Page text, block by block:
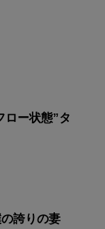
ロー状態”タ
誇りの妻